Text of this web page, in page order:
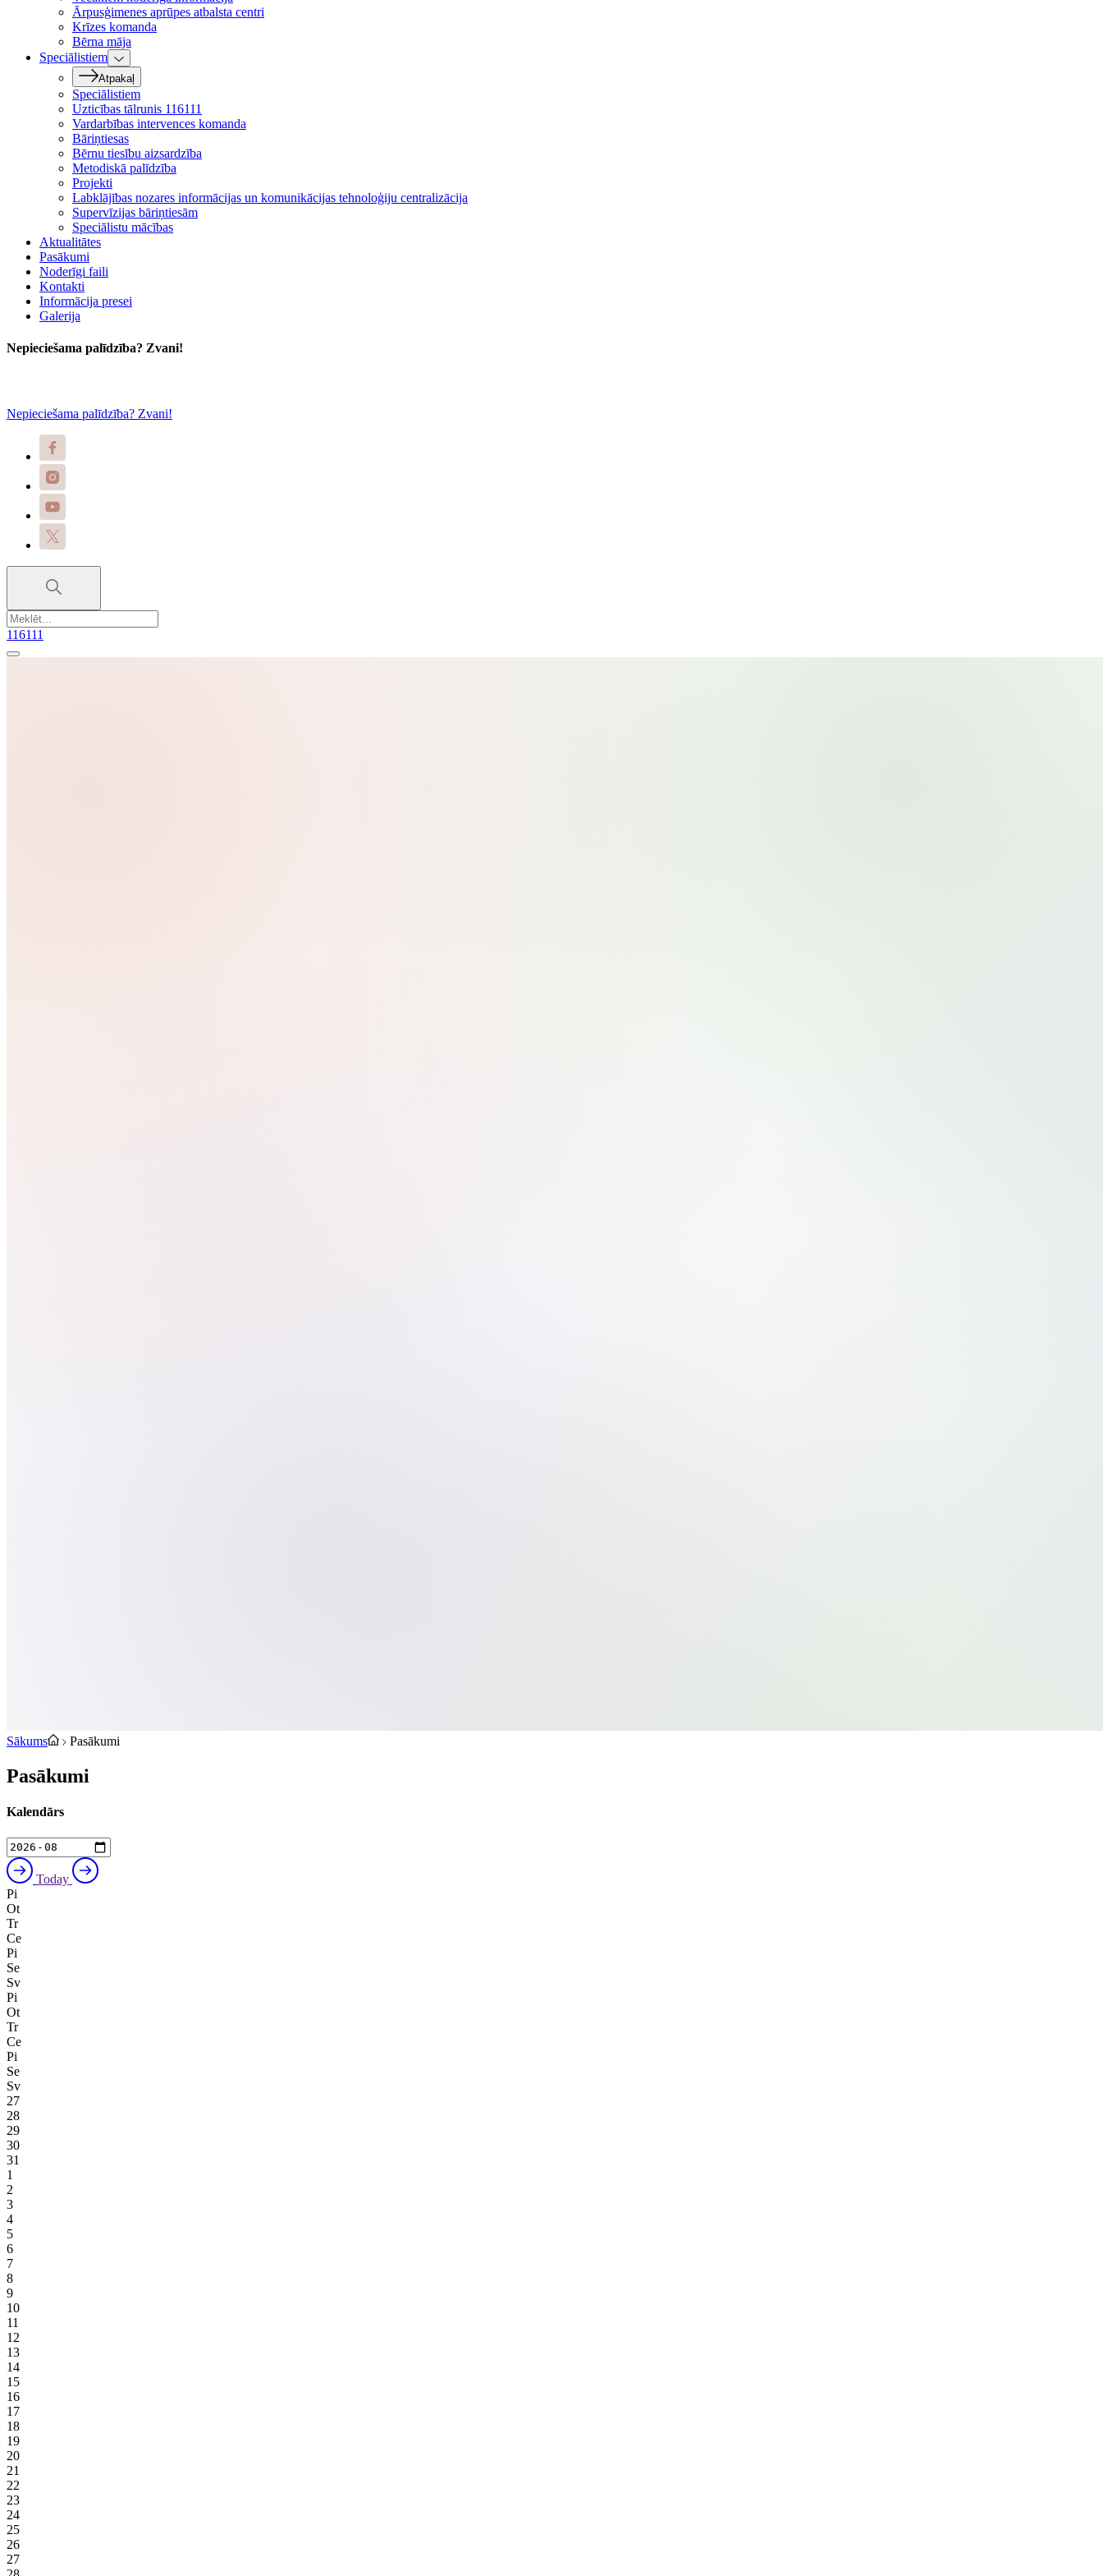
Ārpusģimenes aprūpes atbalsta centri
Krīzes komanda
Bērna māja
Speciālistiem
Atpakaļ
Speciālistiem
Uzticības tālrunis 116111
Vardarbības intervences komanda
Bāriņtiesas
Bērnu tiesību aizsardzība
Metodiskā palīdzība
Projekti
Labklājības nozares informācijas un komunikācijas tehnoloģiju centralizācija
Supervīzijas bāriņtiesām
Speciālistu mācības
Aktualitātes
Pasākumi
Noderīgi faili
Kontakti
Informācija presei
Galerija
Nepieciešama palīdzība? Zvani!
Nepieciešama palīdzība? Zvani!
116111
Sākums Pasākumi
Pasākumi
Kalendārs
Today
Pi
Ot
Tr
Ce
Pi
Se
Sv
Pi
Ot
Tr
Ce
Pi
Se
Sv
27
28
29
30
31
1
2
3
4
5
6
7
8
9
10
11
12
13
14
15
16
17
18
19
20
21
22
23
24
25
26
27